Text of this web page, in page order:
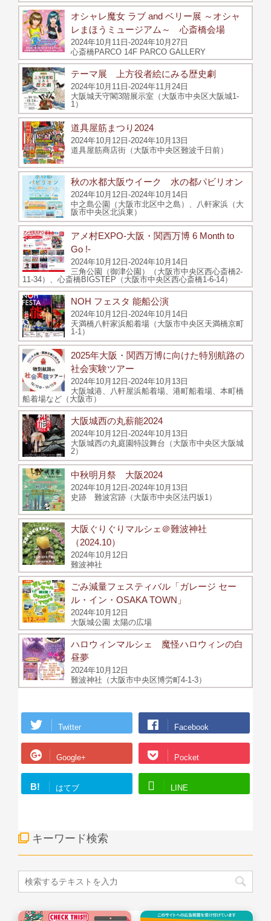
オシャレ魔女 ラブ and ベリー展 ～オシャ
レまほうミュージアム～ 心斎橋会場
2024年10月11日-2024年10月27日
心斎橋PARCO 14F PARCO GALLERY
テーマ展 上方役者絵にみる歴史劇
2024年10月11日-2024年11月24日
大阪城天守閣3階展示室（大阪市中央区大阪城1-
1）
道具屋筋まつり2024
2024年10月12日-2024年10月13日
道具屋筋商店街（大阪市中央区難波千日前）
秋の水都大阪ウイーク 水の都パビリオン
2024年10月12日-2024年10月14日
中之島公園（大阪市北区中之島）、八軒家浜（大
阪市中央区北浜東）
アメ村EXPO-大阪・関西万博 6 Month to
Go !-
2024年10月12日-2024年10月14日
三角公園（御津公園）（大阪市中央区西心斎橋2-
11-34）、心斎橋BIGSTEP（大阪市中央区西心斎橋1-6-14）
NOH フェスタ 能船公演
2024年10月12日-2024年10月14日
天満橋八軒家浜船着場（大阪市中央区天満橋京町
1-1）
2025年大阪・関西万博に向けた特別航路の
社会実験ツアー
2024年10月12日-2024年10月13日
大阪城港、八軒屋浜船着場、港町船着場、本町橋
船着場など（大阪市）
大阪城西の丸薪能2024
2024年10月12日-2024年10月13日
大阪城西の丸庭園特設舞台（大阪市中央区大阪城
2）
中秋明月祭 大阪2024
2024年10月12日-2024年10月13日
史跡 難波宮跡（大阪市中央区法円坂1）
大阪ぐりぐりマルシェ＠難波神社
（2024.10）
2024年10月12日
難波神社
ごみ減量フェスティバル「ガレージ セー
ル・イン・OSAKA TOWN」
2024年10月12日
大阪城公園 太陽の広場
ハロウィンマルシェ 魔怪ハロウィンの白
昼夢
2024年10月12日
難波神社（大阪市中央区博労町4-1-3）
Twitter Facebook
Google+ Pocket
B! はてブ LINE
キーワード検索